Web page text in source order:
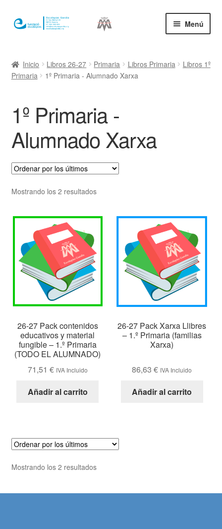
Ir
a
Ir
al
Menú
Mi cuenta
Inicio Libros 26-27 Primaria Libros Primaria
Libros 1º
Primaria
1º Primaria - Alumnado Xarxa
1º Primaria -
Alumnado Xarxa
Mostrando los 2 resultadosOrdenado
26-27 Pack contenidos
educativos y material
fungible – 1.º Primaria
(TODO EL ALUMNADO)
71,51 € IVA Incluido
Añadir al carrito
26-27 Pack Xarxa Llibres
– 1.º Primaria (familias
Xarxa)
86,63€ IVA Incluido
Añadir al carrito
Mostrando los 2 resultadosOrdenado